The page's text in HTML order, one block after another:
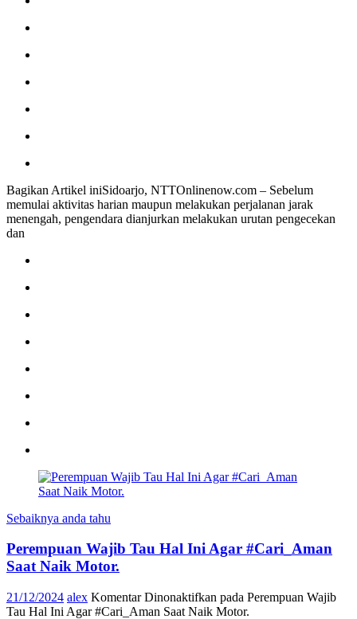
Bagikan Artikel iniSidoarjo, NTTOnlinenow.com – Sebelum
memulai aktivitas harian maupun melakukan perjalanan jarak
menengah, pengendara dianjurkan melakukan urutan pengecekan
dan
Sebaiknya anda tahu
Perempuan Wajib Tau Hal Ini Agar #Cari_Aman
Saat Naik Motor.
21/12/2024 alex Komentar Dinonaktifkan pada Perempuan Wajib
Tau Hal Ini Agar #Cari_Aman Saat Naik Motor.